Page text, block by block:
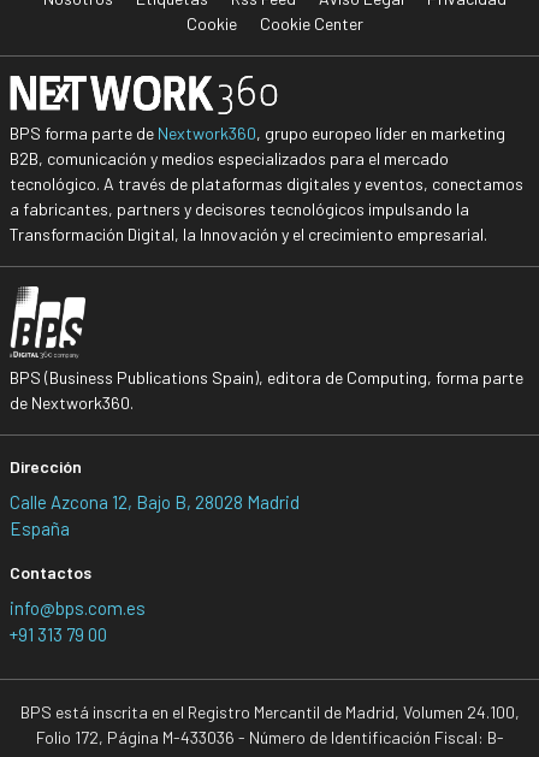
Cookie
Cookie Center
BPS forma parte de Nextwork360, grupo europeo líder en marketing
B2B, comunicación y medios especializados para el mercado
tecnológico. A través de plataformas digitales y eventos, conectamos
a fabricantes, partners y decisores tecnológicos impulsando la
Transformación Digital, la Innovación y el crecimiento empresarial.
BPS (Business Publications Spain), editora de Computing, forma parte
de Nextwork360.
Dirección
Calle Azcona 12, Bajo B, 28028 Madrid
España
Contactos
info@bps.com.es
+91 313 79 00
BPS está inscrita en el Registro Mercantil de Madrid, Volumen 24.100,
Folio 172, Página M-433036 - Número de Identificación Fiscal: B-